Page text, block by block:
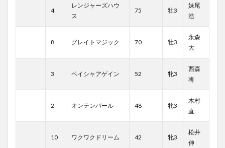
4
レンジャーズハウ
ス
75 牡3
妹尾
浩
8 グレイトマジック 70 牡3
永森
大
3 ペイシャアゲイン 52 牝3
西森
将
2 オンテンバール 48 牝3
木村
直
10 ワクワクドリーム 42 牝3
松井
伸